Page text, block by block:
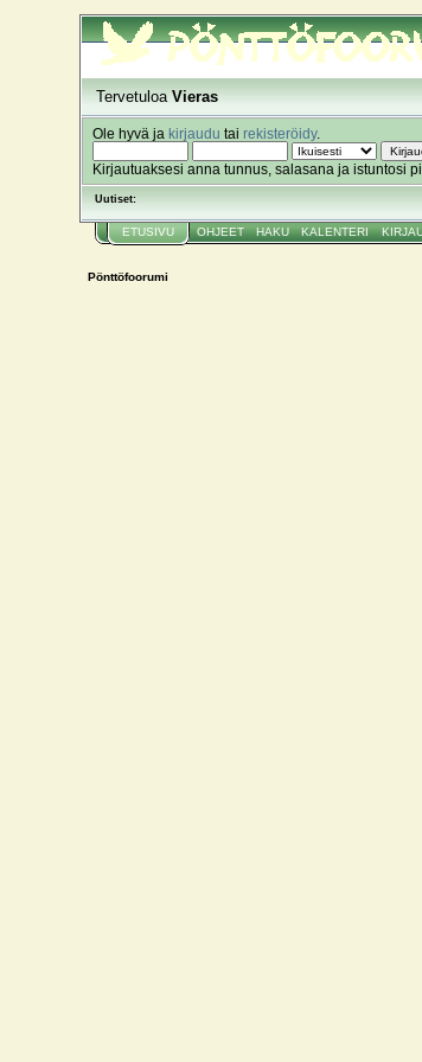
TervetuloaVieras
Ole hyvä ja kirjaudu tai rekisteröidy.
Kirjautuaksesi anna tunnus, salasana ja istuntosi
Uutiset:
ETUSIVU OHJEET HAKU KALENTERI
Pönttöfoorumi